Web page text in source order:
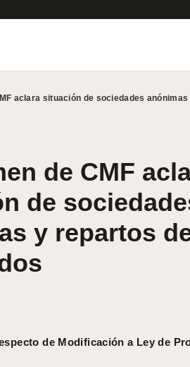
aclara situación de sociedades
de CMF
de
y repartos
de Modificación a Ley de